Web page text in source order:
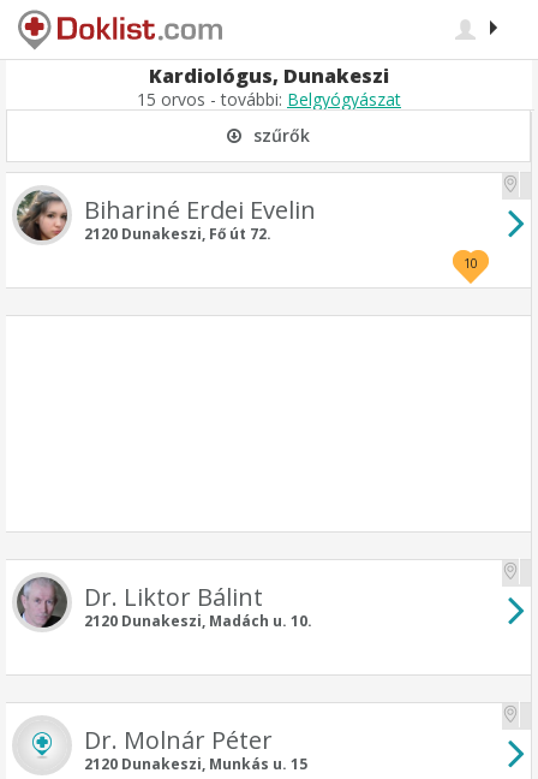
Kardiológus, Dunakeszi
15 orvos - további: Belgyógyászat
szűrők
Bihariné Erdei Evelin
2120 Dunakeszi, Fő út 72.
10
Dr. Liktor Bálint
2120 Dunakeszi, Madách u. 10.
Dr. Molnár Péter
2120 Dunakeszi, Munkás u. 15